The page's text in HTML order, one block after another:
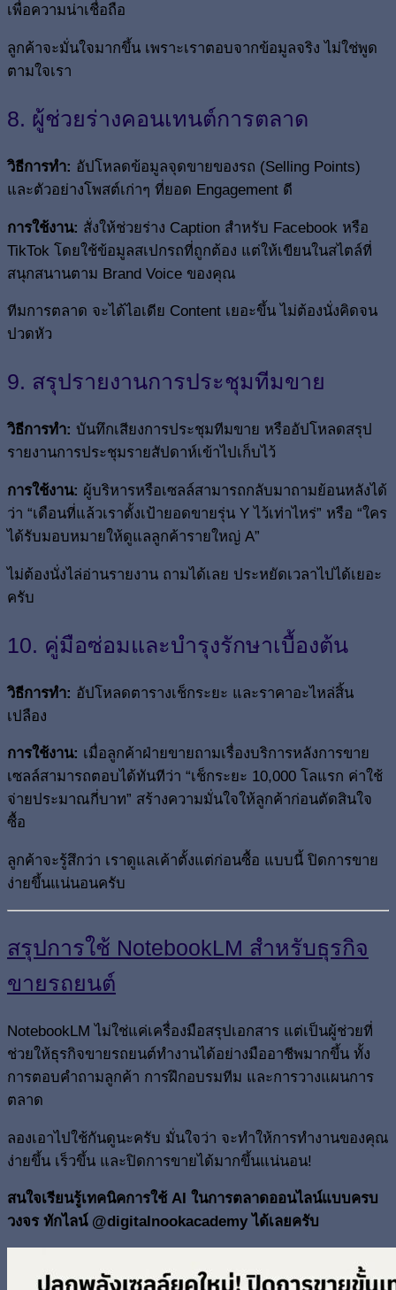
เพื่อความน่าเชื่อถือ
ลูกค้าจะมั่นใจมากขึ้น เพราะเราตอบจากข้อมูลจริง ไม่ใช่พูด
ตามใจเรา
8. ผู้ช่วยร่างคอนเทนต์การตลาด
วิธีการทำ: อัปโหลดข้อมูลจุดขายของรถ (Selling Points)
และตัวอย่างโพสต์เก่าๆ ที่ยอด Engagement ดี
การใช้งาน: สั่งให้ช่วยร่าง Caption สำหรับ Facebook หรือ
TikTok โดยใช้ข้อมูลสเปกรถที่ถูกต้อง แต่ให้เขียนในสไตล์ที่
สนุกสนานตาม Brand Voice ของคุณ
ทีมการตลาด จะได้ไอเดีย Content เยอะขึ้น ไม่ต้องนั่งคิดจน
ปวดหัว
9. สรุปรายงานการประชุมทีมขาย
วิธีการทำ: บันทึกเสียงการประชุมทีมขาย หรืออัปโหลดสรุป
รายงานการประชุมรายสัปดาห์เข้าไปเก็บไว้
การใช้งาน: ผู้บริหารหรือเซลล์สามารถกลับมาถามย้อนหลังได้
ว่า “เดือนที่แล้วเราตั้งเป้ายอดขายรุ่น Y ไว้เท่าไหร่” หรือ “ใคร
ได้รับมอบหมายให้ดูแลลูกค้ารายใหญ่ A”
ไม่ต้องนั่งไล่อ่านรายงาน ถามได้เลย ประหยัดเวลาไปได้เยอะ
ครับ
10. คู่มือซ่อมและบำรุงรักษาเบื้องต้น
วิธีการทำ: อัปโหลดตารางเช็กระยะ และราคาอะไหล่สิ้น
เปลือง
การใช้งาน: เมื่อลูกค้าฝ่ายขายถามเรื่องบริการหลังการขาย
เซลล์สามารถตอบได้ทันทีว่า “เช็กระยะ 10,000 โลแรก ค่าใช้
จ่ายประมาณกี่บาท” สร้างความมั่นใจให้ลูกค้าก่อนตัดสินใจ
ซื้อ
ลูกค้าจะรู้สึกว่า เราดูแลเค้าตั้งแต่ก่อนซื้อ แบบนี้ ปิดการขาย
ง่ายขึ้นแน่นอนครับ
สรุปการใช้ NotebookLM สำหรับธุรกิจ
ขายรถยนต์
NotebookLM ไม่ใช่แค่เครื่องมือสรุปเอกสาร แต่เป็นผู้ช่วยที่
ช่วยให้ธุรกิจขายรถยนต์ทำงานได้อย่างมืออาชีพมากขึ้น ทั้ง
การตอบคำถามลูกค้า การฝึกอบรมทีม และการวางแผนการ
ตลาด
ลองเอาไปใช้กันดูนะครับ มั่นใจว่า จะทำให้การทำงานของคุณ
ง่ายขึ้น เร็วขึ้น และปิดการขายได้มากขึ้นแน่นอน!
สนใจเรียนรู้เทคนิคการใช้ AI ในการตลาดออนไลน์แบบครบ
วงจร ทักไลน์ @digitalnookacademy ได้เลยครับ